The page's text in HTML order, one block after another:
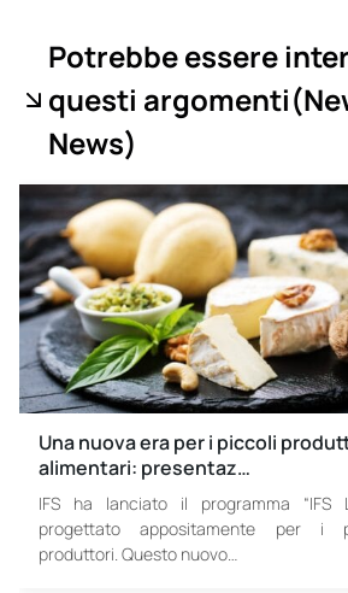
Potrebbe essere
questi argomenti
News)
Una nuova era per i piccoli
alimentari: presentaz…
IFS ha lanciato il programma “IFS
progettato appositamente per i
produttori. Questo nuovo…